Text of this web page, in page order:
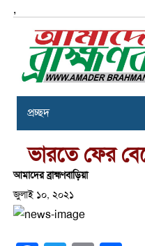
,
প্রচ্ছদ
ভারতে ফের
আমাদের ব্রাহ্মণবাড়িয়া
জুলাই ১০, ২০২১